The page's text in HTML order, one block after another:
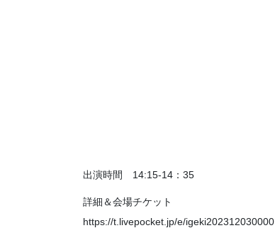
出演時間 14:15-14：35
詳細＆会場チケット
https://t.livepocket.jp/e/igeki202312030000